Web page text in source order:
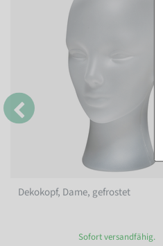
Dekokopf, Dame, gefrostet
Sofort versandfähig.